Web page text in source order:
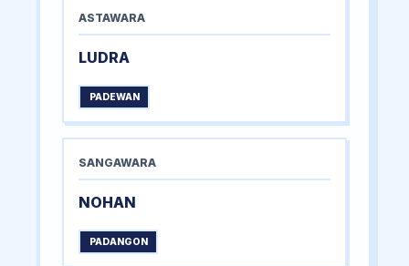
ASTAWARA
LUDRA
PADEWAN
SANGAWARA
NOHAN
PADANGON